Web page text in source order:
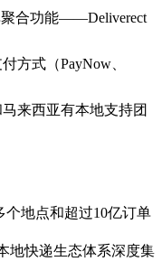
聚合功能——Deliverect
方式（PayNow、
来西亚有本地支持团
个地点和超过10亿订单
地快递生态体系深度集